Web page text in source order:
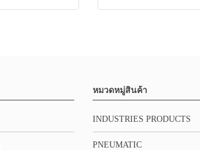
หมวดหมู่สินค้า
INDUSTRIES PRODUCTS
PNEUMATIC